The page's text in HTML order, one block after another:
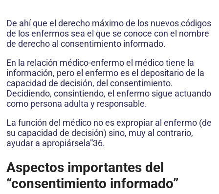
De ahí que el derecho máximo de los nuevos códigos
de los enfermos sea el que se conoce con el nombre
de derecho al consentimiento informado.
En la relación médico-enfermo el médico tiene la
información, pero el enfermo es el depositario de la
capacidad de decisión, del consentimiento.
Decidiendo, consintiendo, el enfermo sigue actuando
como persona adulta y responsable.
La función del médico no es expropiar al enfermo (de
su capacidad de decisión) sino, muy al contrario,
ayudar a apropiársela”36.
Aspectos importantes del
“consentimiento informado”